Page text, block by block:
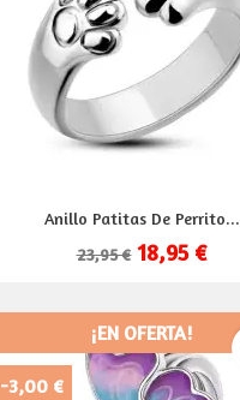
Anillo Patitas De Perrito...
23,95 € 18,95 €
¡EN OFERTA!
-3,00 €